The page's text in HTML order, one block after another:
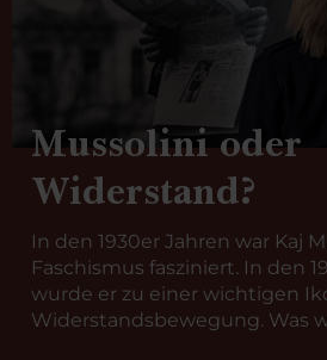
Mussolini oder
Widerstand?
In den 1930er Jahren war Kaj
Faschismus fasziniert. In den
wurde er zu einer wichtigen
Widerstandsbewegung. Was